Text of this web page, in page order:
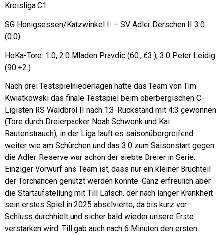
Kreisliga C1:
SG Honigsessen/Katzwinkel II – SV Adler Derschen II 3:0
(0:0)
HoKa-Tore: 1:0, 2:0 Mladen Pravdic (60., 63.), 3:0 Peter Leidig
(90.+2.)
Nach drei Testspielniederlagen hatte das Team von Tim
Kwiatkowski das finale Testspiel beim oberbergischen C-
Ligisten RS Waldbröl II nach 1:3-Rückstand mit 4:3 gewonnen
(Tore durch Dreierpacker Noah Schwenk und Kai
Rautenstrauch), in der Liga läuft es saisonübergreifend
weiter wie am Schürchen und das 3:0 zum Saisonstart gegen
die Adler-Reserve war schon der siebte Dreier in Serie.
Einziger Vorwurf ans Team ist, dass nur ein kleiner Bruchteil
der Torchancen genutzt werden konnte. Ganz erfreulich aber
die Startaufstellung mit Till Latsch, der nach langer Krankheit
sein erstes Spiel in 2025 absolvierte, da bis kurz vor
Schluss durchhielt und sicher bald wieder unsere Erste
verstärken wird. Till gab auch nach 6 Minuten den ersten